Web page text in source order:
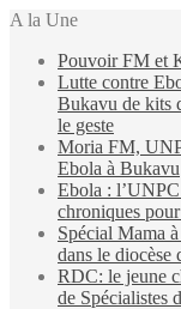
A la Une
Pouvoir FM et
Lutte contre
Bukavu de kits
le geste
Moria FM,
Ebola à Bukavu
Ebola :
chroniques
Spécial Mama
dans le diocèse
RDC: le jeune
de Spécialistes